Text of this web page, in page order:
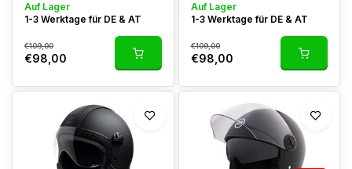
Auf Lager
1-3 Werktage für DE & AT
€109,00
€98,00
Auf Lager
1-3 Werktage für DE & AT
€109,00
€98,00